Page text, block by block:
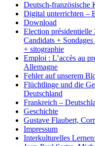
Deutsch-französische
Digital unterrichten –
Download
Election présidentielle
Candidats +
+ sitographie
Emploi : L’accès au
Allemagne
Fehler auf unserem
Flüchtlinge und die
Deutschland
Frankreich –
Geschichte
Gustave Flaubert,
Impressum
Interkulturelles